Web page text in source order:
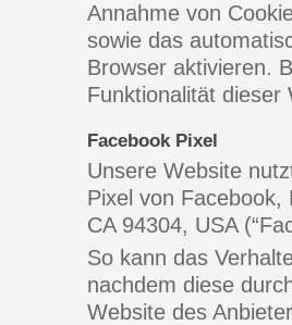
Annahme von
sowie das
Browser aktivieren.
Funktionalität dieser
Facebook Pixel
Unsere Website
Pixel von
CA 94304, USA
So kann das
nachdem diese
Website des